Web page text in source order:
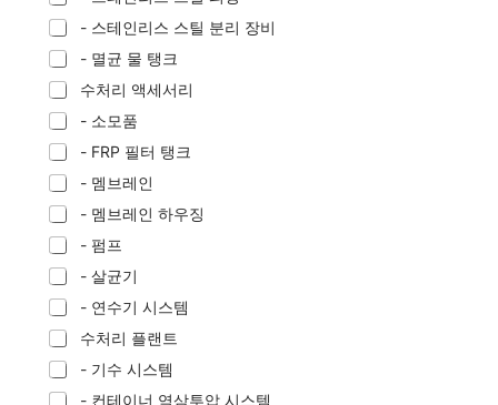
- 스테인리스 스틸 분리 장비
- 멸균 물 탱크
수처리 액세서리
- 소모품
- FRP 필터 탱크
- 멤브레인
- 멤브레인 하우징
- 펌프
- 살균기
- 연수기 시스템
수처리 플랜트
- 기수 시스템
- 컨테이너 역삼투압 시스템